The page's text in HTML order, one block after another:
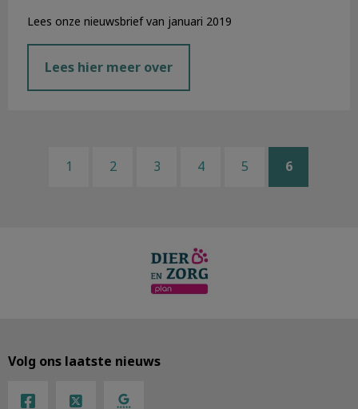
Lees onze nieuwsbrief van januari 2019
Lees hier meer over
1 2 3 4 5 6
Volg ons laatste nieuws